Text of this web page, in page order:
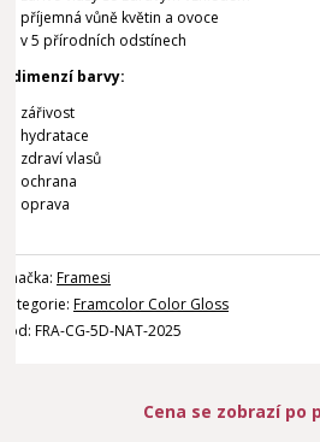
příjemná vůně květin a ovoce
v 5 přírodních odstínech
5 dimenzí barvy:
zářivost
hydratace
zdraví vlasů
ochrana
oprava
Značka: Framesi
Kategorie: Framcolor Color Gloss
Kód: FRA-CG-5D-NAT-2025
Cena se zobrazí po